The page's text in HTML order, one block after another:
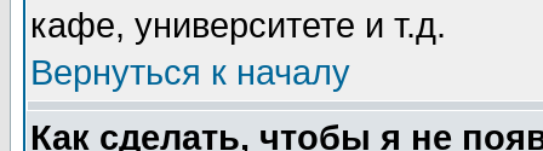
кафе, университете и т.д.
Вернуться к началу
Как сделать, чтобы я не